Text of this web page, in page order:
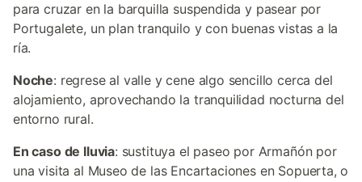
para cruzar en la barquilla suspendida y pasear por
Portugalete, un plan tranquilo y con buenas vistas a la
ría.
Noche: regrese al valle y cene algo sencillo cerca del
alojamiento, aprovechando la tranquilidad nocturna del
entorno rural.
En caso de lluvia: sustituya el paseo por Armañón por
una visita al Museo de las Encartaciones en Sopuerta, o